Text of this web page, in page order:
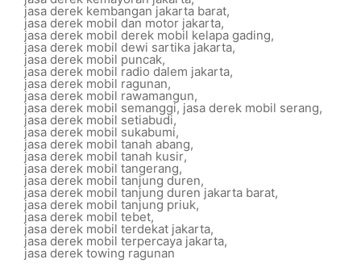
jasa derek kembangan jakarta barat,
jasa derek mobil dan motor jakarta,
jasa derek mobil derek mobil kelapa gading,
jasa derek mobil dewi sartika jakarta,
jasa derek mobil puncak,
jasa derek mobil radio dalem jakarta,
jasa derek mobil ragunan,
jasa derek mobil rawamangun,
jasa derek mobil semanggi, jasa derek mobil serang,
jasa derek mobil setiabudi,
jasa derek mobil sukabumi,
jasa derek mobil tanah abang,
jasa derek mobil tanah kusir,
jasa derek mobil tangerang,
jasa derek mobil tanjung duren,
jasa derek mobil tanjung duren jakarta barat,
jasa derek mobil tanjung priuk,
jasa derek mobil tebet,
jasa derek mobil terdekat jakarta,
jasa derek mobil terpercaya jakarta,
jasa derek towing ragunan